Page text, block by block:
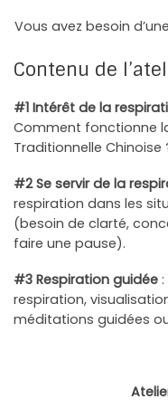
Vous avez besoin
Contenu de
#1 Intérêt de la
Comment fonctionne
Traditionnelle Chinoise
#2 Se servir de la
respiration dans les
(besoin de clarté,
faire une pause).
#3 Respiration guidée
respiration,
méditations guidées